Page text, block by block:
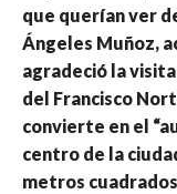
que querían ver
Ángeles Muñoz,
agradeció la
del Francisco
convierte en el
centro de la
metros